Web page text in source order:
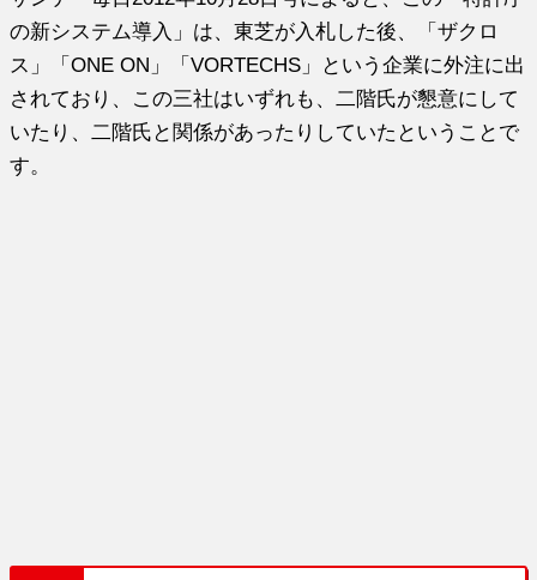
の新システム導入」は、東芝が入札した後、「ザクロ
ス」「ONE ON」「VORTECHS」という企業に外注に出
されており、この三社はいずれも、二階氏が懇意にして
いたり、二階氏と関係があったりしていたということで
す。